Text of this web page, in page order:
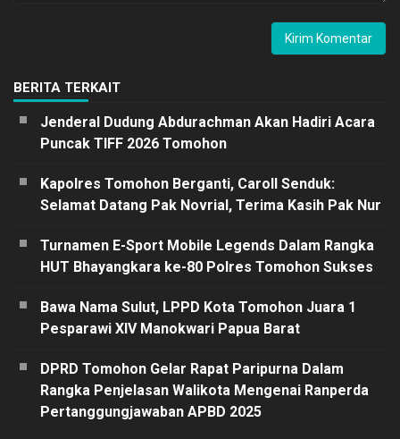
BERITA TERKAIT
Jenderal Dudung Abdurachman Akan Hadiri Acara
Puncak TIFF 2026 Tomohon
Kapolres Tomohon Berganti, Caroll Senduk:
Selamat Datang Pak Novrial, Terima Kasih Pak Nur
Turnamen E-Sport Mobile Legends Dalam Rangka
HUT Bhayangkara ke-80 Polres Tomohon Sukses
Bawa Nama Sulut, LPPD Kota Tomohon Juara 1
Pesparawi XIV Manokwari Papua Barat
DPRD Tomohon Gelar Rapat Paripurna Dalam
Rangka Penjelasan Walikota Mengenai Ranperda
Pertanggungjawaban APBD 2025